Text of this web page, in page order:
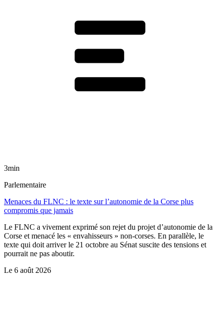
3min
Parlementaire
Menaces du FLNC : le texte sur l’autonomie de la Corse plus
compromis que jamais
Le FLNC a vivement exprimé son rejet du projet d’autonomie de la
Corse et menacé les « envahisseurs » non-corses. En parallèle, le
texte qui doit arriver le 21 octobre au Sénat suscite des tensions et
pourrait ne pas aboutir.
Le 6 août 2026